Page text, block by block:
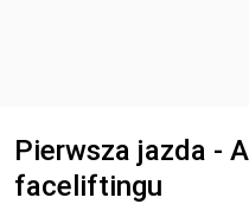
Pierwsza jazda -
faceliftingu